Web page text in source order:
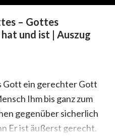
– Gottes
und ist | Auszug
Gott ein gerechter Gott
Ihm bis ganz zum
gegenüber sicherlich
Er ist äußerst gerecht.